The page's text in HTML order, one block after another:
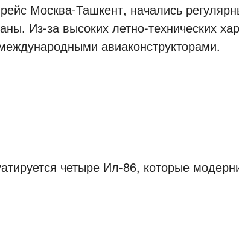
Москва-Ташкент, начались
Из-за высоких летно-технических
авиаконструкторами.
четыре Ил-86, которые